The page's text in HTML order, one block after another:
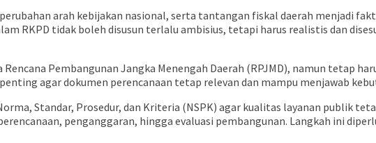
arah kebijakan nasional, serta tantangan fiskal daerah menjadi
RKPD tidak boleh disusun terlalu ambisius, tetapi harus realistis dan
Pembangunan Jangka Menengah Daerah (RPJMD), namun tetap
agar dokumen perencanaan tetap relevan dan mampu menjawab
Standar, Prosedur, dan Kriteria (NSPK) agar kualitas layanan publik
penganggaran, hingga evaluasi pembangunan. Langkah ini